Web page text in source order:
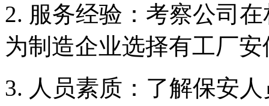
2. 服务经验：考察公司
为制造企业选择有工厂
3. 人员素质：了解保安